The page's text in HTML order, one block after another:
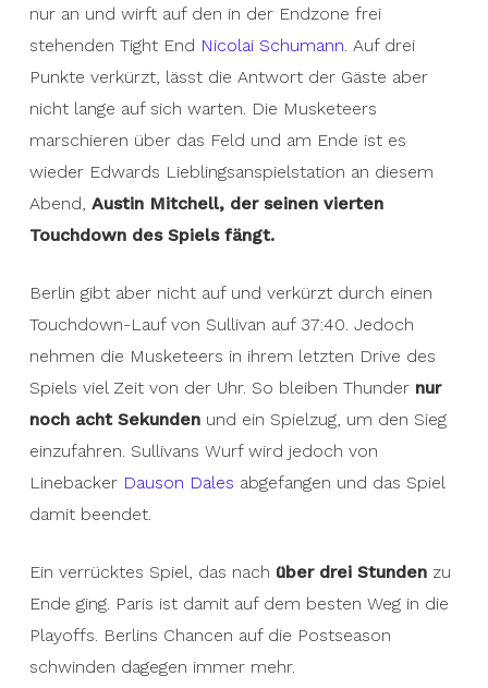
nur an und wirft auf den in der Endzone frei
stehenden Tight End Nicolai Schumann. Auf drei
Punkte verkürzt, lässt die Antwort der Gäste aber
nicht lange auf sich warten. Die Musketeers
marschieren über das Feld und am Ende ist es
wieder Edwards Lieblingsanspielstation an diesem
Abend, Austin Mitchell, der seinen vierten
Touchdown des Spiels fängt.
Berlin gibt aber nicht auf und verkürzt durch einen
Touchdown-Lauf von Sullivan auf 37:40. Jedoch
nehmen die Musketeers in ihrem letzten Drive des
Spiels viel Zeit von der Uhr. So bleiben Thunder nur
noch acht Sekundenund ein Spielzug, um den Sieg
einzufahren. Sullivans Wurf wird jedoch von
Linebacker Dauson Dales abgefangen und das Spiel
damit beendet.
Ein verrücktes Spiel, das nach über drei Stundenzu
Ende ging. Paris ist damit auf dem besten Weg in die
Playoffs. Berlins Chancen auf die Postseason
schwinden dagegen immer mehr.